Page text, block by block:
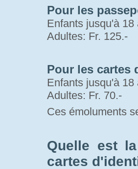
Pour les
Enfants jusqu'à 18
Adultes: Fr. 125.-
Pour les cartes
Enfants jusqu'à 18
Adultes: Fr. 70.-
Ces émoluments
Quelle est
cartes